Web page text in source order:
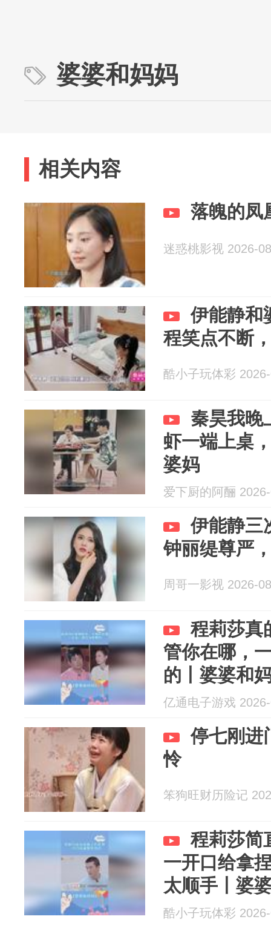
婆婆和妈妈
相关内容
落魄的凤
迷惑桃影视 2026-
伊能静和
程笑点不断
酷小子玩体彩
秦昊我晚
虾一端上桌
婆妈
爱下厨的阿酾
伊能静三
钟丽缇尊严
周哥一影视 2026-
程莉莎真
管你在哪，
的丨婆婆和
亿通电子游戏
停七刚进
怜
笨狗旺财历险记
程莉莎简
一开口给拿
太顺手丨婆
酷小子玩体彩